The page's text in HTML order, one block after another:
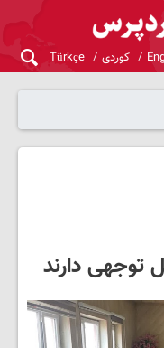
کوردی Türkçe
توجهی دارند